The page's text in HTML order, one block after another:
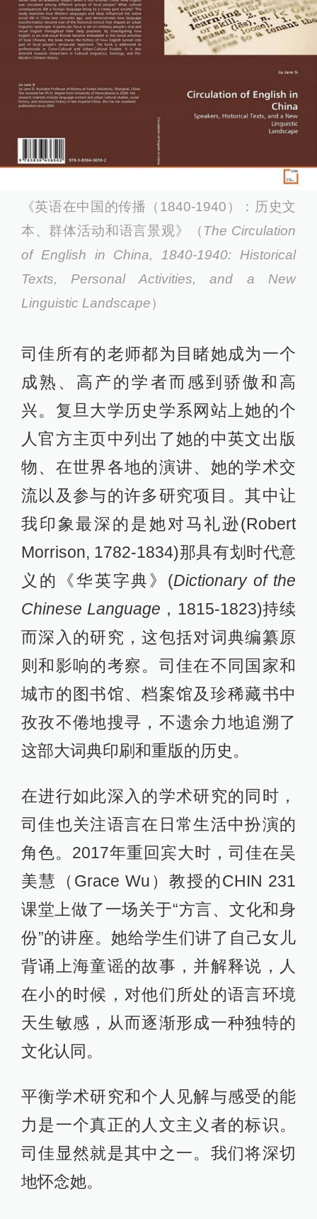
《英语在中国的传播（1840-1940）：历史文
本、群体活动和语言景观》（ The Circulation
of English in China, 1840-1940: Historical
Texts, Personal Activities, and a New
Linguistic Landscape）
司佳所有的老师都为目睹她成为一个
成熟、高产的学者而感到骄傲和高
兴。复旦大学历史学系网站上她的个
人官方主页中列出了她的中英文出版
物、在世界各地的演讲、她的学术交
流以及参与的许多研究项目。其中让
我印象最深的是她对马礼逊(Robert
Morrison, 1782-1834)那具有划时代意
义的《华英字典》(Dictionary of the
Chinese Language ，1815-1823)持续
而深入的研究，这包括对词典编纂原
则和影响的考察。司佳在不同国家和
城市的图书馆、档案馆及珍稀藏书中
孜孜不倦地搜寻，不遗余力地追溯了
这部大词典印刷和重版的历史。
在进行如此深入的学术研究的同时，
司佳也关注语言在日常生活中扮演的
角色。2017年重回宾大时，司佳在吴
美慧（Grace Wu）教授的CHIN 231
课堂上做了一场关于“方言、文化和身
份”的讲座。她给学生们讲了自己女儿
背诵上海童谣的故事，并解释说，人
在小的时候，对他们所处的语言环境
天生敏感，从而逐渐形成一种独特的
文化认同。
平衡学术研究和个人见解与感受的能
力是一个真正的人文主义者的标识。
司佳显然就是其中之一。我们将深切
地怀念她。